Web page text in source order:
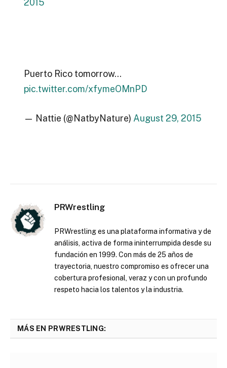
2015
Puerto Rico tomorrow…
pic.twitter.com/xfymeOMnPD
— Nattie (@NatbyNature) August 29, 2015
PRWrestling
PRWrestling es una plataforma informativa y de
análisis, activa de forma ininterrumpida desde su
fundación en 1999. Con más de 25 años de
trayectoria, nuestro compromiso es ofrecer una
cobertura profesional, veraz y con un profundo
respeto hacia los talentos y la industria.
MÁS EN PRWRESTLING: